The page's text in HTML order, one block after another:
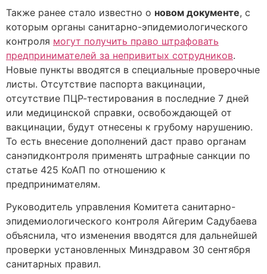
Также ранее стало известно о новом документе, с
которым органы санитарно-эпидемиологического
контроля могут получить право штрафовать
предпринимателей за непривитых сотрудников.
Новые пункты вводятся в специальные проверочные
листы. Отсутствие паспорта вакцинации,
отсутствие ПЦР-тестирования в последние 7 дней
или медицинской справки, освобождающей от
вакцинации, будут отнесены к грубому нарушению.
То есть внесение дополнений даст право органам
санэпидконтроля применять штрафные санкции по
статье 425 КоАП по отношению к
предпринимателям.
Руководитель управления Комитета санитарно-
эпидемиологического контроля Айгерим Садубаева
объяснила, что изменения вводятся для дальнейшей
проверки установленных Минздравом 30 сентября
санитарных правил.